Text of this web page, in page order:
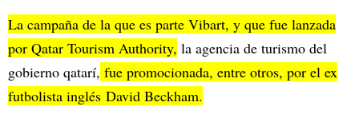
La campaña de la que es parte Vibart, y que fue lanzada
por Qatar Tourism Authority, la agencia de turismo del
gobierno qatarí, fue promocionada, entre otros, por el ex
futbolista inglés David Beckham.